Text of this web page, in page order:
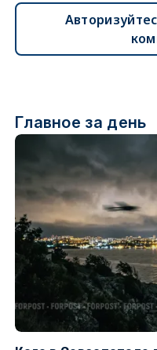
Главное за день